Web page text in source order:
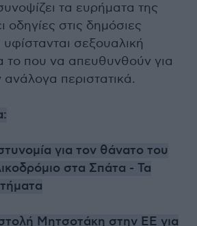
τα ευρήματα της
οδηγίες στις δημόσιες
σεξουαλική
το που να απευθυνθούν για
περιστατικά.
για τον θάνατο του
στα Σπάτα - Τα
Μητσοτάκη στην ΕΕ για